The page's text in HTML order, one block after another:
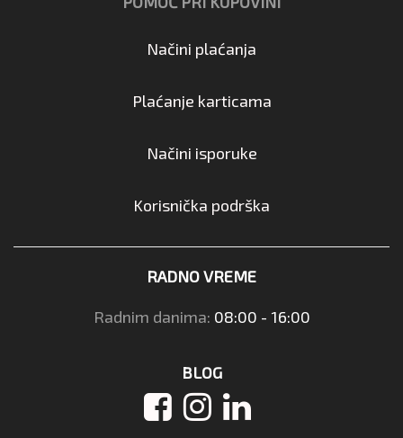
Načini plaćanja
Plaćanje karticama
Načini isporuke
Korisnička podrška
RADNO VREME
Radnim danima: 08:00 - 16:00
BLOG